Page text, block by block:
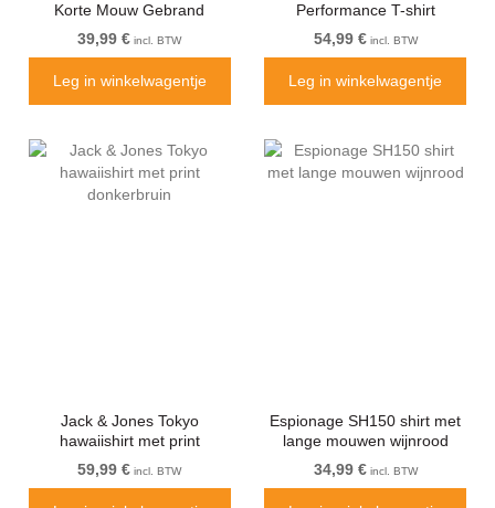
Korte Mouw Gebrand
Oranje
39,99 € incl. BTW
Leg in winkelwagentje
Performance T-shirt
Black/Red
54,99 €incl. BTW
Leg in winkelwagentje
Jack & Jones Tokyo
hawaiishirt met print
donkerbruin
59,99 € incl. BTW
Espionage SH150 shirt met
lange mouwen wijnrood
34,99 €incl. BTW